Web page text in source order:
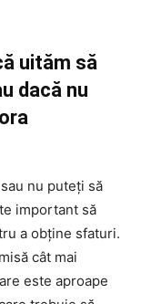
uităm să
dacă nu
nu puteți să
important să
a obține sfaturi.
cât mai
este aproape